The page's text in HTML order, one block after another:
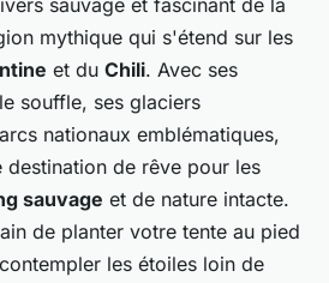
sauvage et fascinant de la
mythique qui s'étend sur les
et du Chili. Avec ses
souffle, ses glaciers
nationaux emblématiques,
destination de rêve pour les
sauvage et de nature intacte.
de planter votre tente au pied
les étoiles loin de